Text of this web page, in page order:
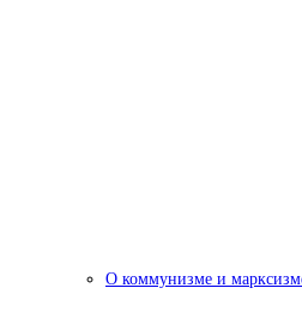
О коммунизме и